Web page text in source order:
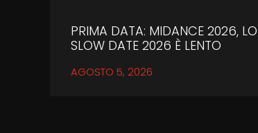
PRIMA DATA: MIDANCE 2026, LO
SLOW DATE 2026 È LENTO
AGOSTO 5, 2026